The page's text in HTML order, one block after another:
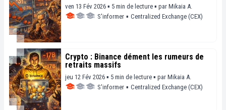
ven 13 Fév 2026 ▪ 5 min de lecture ▪ par Mikaia A.
S'informer ▪ Centralized Exchange (CEX)
Crypto : Binance dément les rumeurs de
retraits massifs
jeu 12 Fév 2026 ▪ 5 min de lecture ▪ par Mikaia A.
S'informer ▪ Centralized Exchange (CEX)